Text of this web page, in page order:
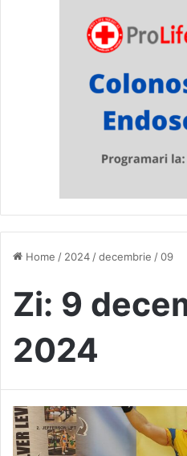
Home / 2024 /decembrie /09
Zi: 9
2024